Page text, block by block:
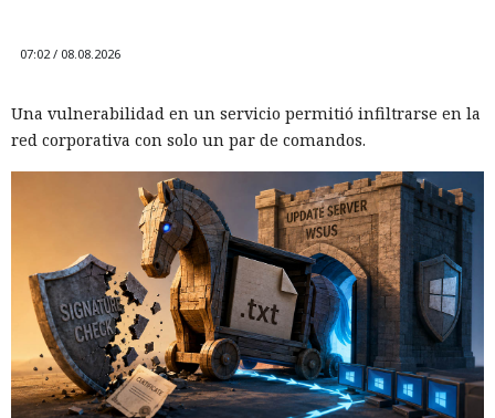
07:02 / 08.08.2026
Una vulnerabilidad en un servicio permitió infiltrarse en la
red corporativa con solo un par de comandos.